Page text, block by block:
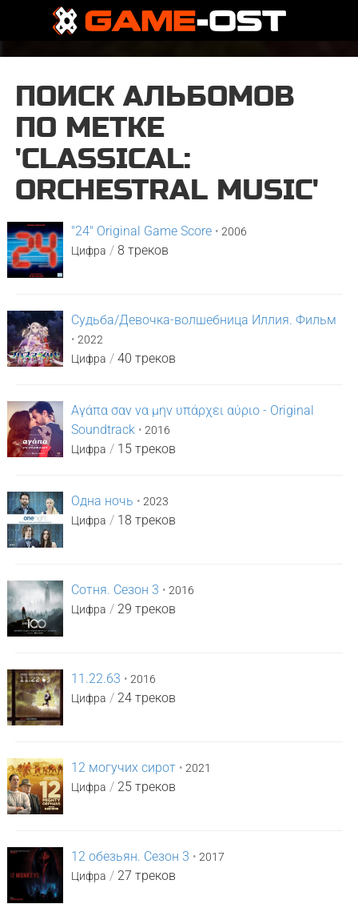
ПОИСК АЛЬБОМОВ
ПО МЕТКЕ
'CLASSICAL:
ORCHESTRAL MUSIC'
"24" Original Game Score • 2006
Цифра / 8 треков
Судьба/Девочка-волшебница Иллия. Фильм
• 2022
Цифра / 40 треков
Αγάπα σαν να μην υπάρχει αύριο - Original
Soundtrack • 2016
Цифра / 15 треков
Одна ночь • 2023
Цифра / 18 треков
Сотня. Сезон 3 • 2016
Цифра / 29 треков
11.22.63 • 2016
Цифра / 24 треков
12 могучих сирот • 2021
Цифра / 25 треков
12 обезьян. Сезон 3 • 2017
Цифра / 27 треков